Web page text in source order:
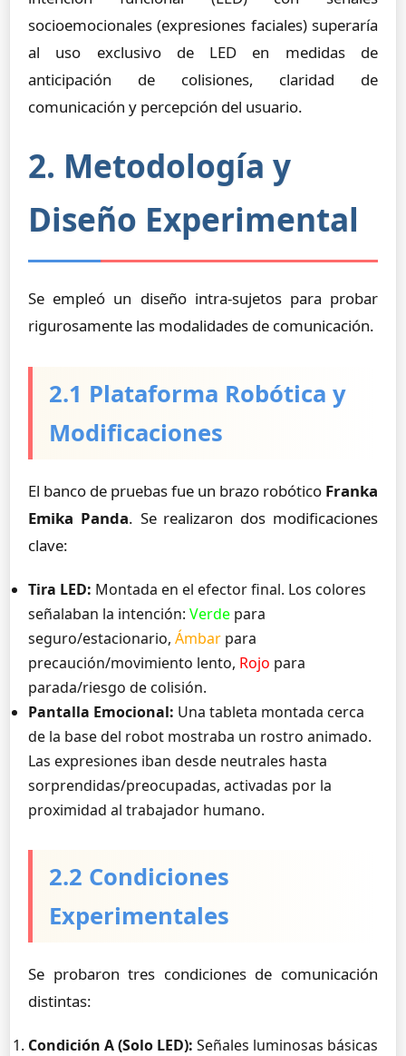
socioemocionales (expresiones faciales) superaría
al uso exclusivo de LED en medidas de
anticipación de colisiones, claridad de
comunicación y percepción del usuario.
2. Metodología y
Diseño Experimental
Se empleó un diseño intra-sujetos para probar
rigurosamente las modalidades de comunicación.
2.1 Plataforma Robótica y
Modificaciones
El banco de pruebas fue un brazo robótico Franka
Emika Panda. Se realizaron dos modificaciones
clave:
Tira LED: Montada en el efector final. Los colores
señalaban la intención: Verde para
seguro/estacionario, Ámbar para
precaución/movimiento lento, Rojo para
parada/riesgo de colisión.
Pantalla Emocional: Una tableta montada cerca
de la base del robot mostraba un rostro animado.
Las expresiones iban desde neutrales hasta
sorprendidas/preocupadas, activadas por la
proximidad al trabajador humano.
2.2 Condiciones
Experimentales
Se probaron tres condiciones de comunicación
distintas:
Condición A (Solo LED): Señales luminosas básicas